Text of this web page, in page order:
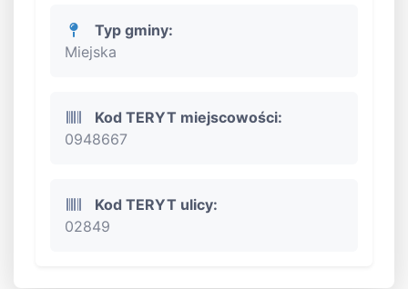
Typ gminy:
Miejska
Kod TERYT miejscowości:
0948667
Kod TERYT ulicy:
02849